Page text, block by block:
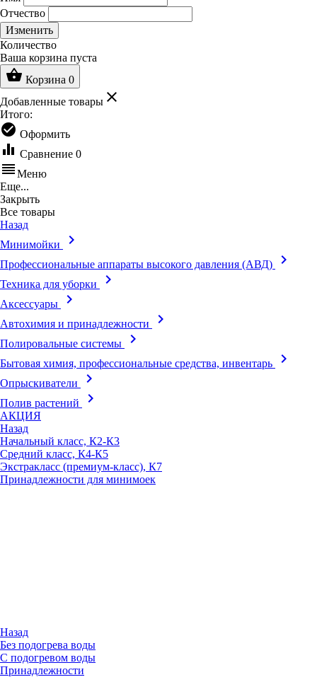
Отчество
Изменить
Количество
Ваша корзина пуста
shopping_basket Корзина 0
Добавленные товары clear
Итого:
check_circle Оформить
equalizer Сравнение 0
reorderМеню
Еще...
Закрыть
Все товары
Назад
Минимойки
keyboard_arrow_right
Профессиональные аппараты высокого давления (АВД) keyboard_arrow_right
Техника для уборки keyboard_arrow_right
Аксессуары keyboard_arrow_right
Автохимия и принадлежности keyboard_arrow_right
Полировальные системы keyboard_arrow_right
Бытовая химия, профессиональные средства, инвентарь keyboard_arrow_right
Опрыскиватели keyboard_arrow_right
Полив растений keyboard_arrow_right
АКЦИЯ
Назад
Начальный класс, К2-К3
Средний класс, К4-К5
Экстракласс (премиум-класс), К7
Принадлежности для минимоек
Назад
Без подогрева воды
С подогревом воды
Принадлежности